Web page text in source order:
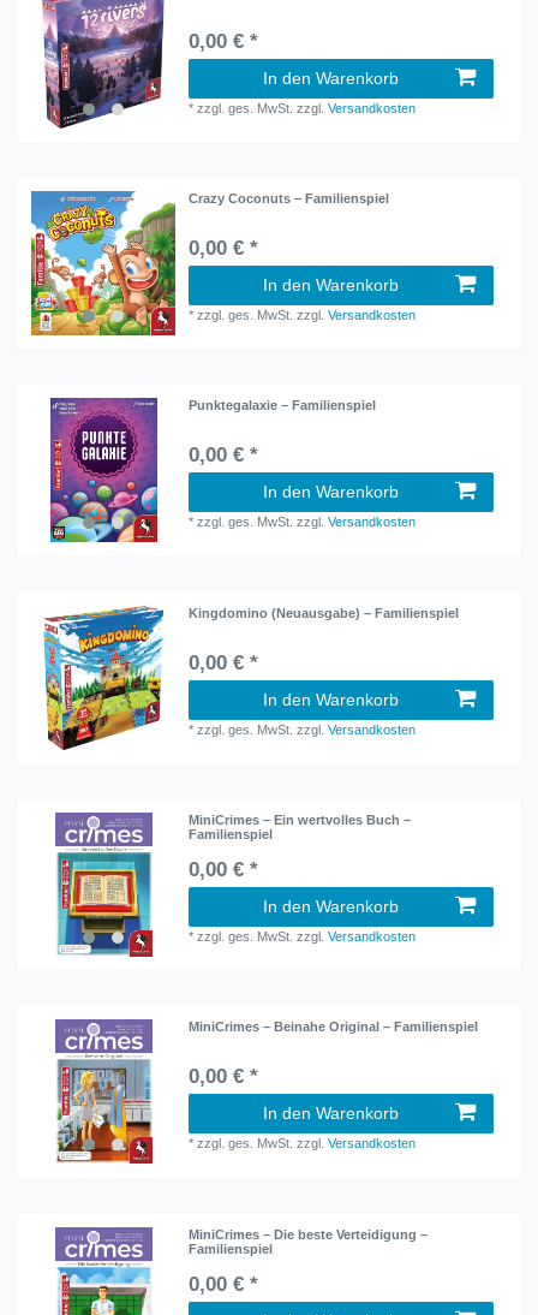
0,00 € *
In den Warenkorb
*zzgl. ges. MwSt. zzgl.Versandkosten
Crazy Coconuts – Familienspiel
0,00 € *
In den Warenkorb
*zzgl. ges. MwSt. zzgl.Versandkosten
Punktegalaxie – Familienspiel
0,00 € *
In den Warenkorb
*zzgl. ges. MwSt. zzgl.Versandkosten
Kingdomino (Neuausgabe) – Familienspiel
0,00 € *
In den Warenkorb
*zzgl. ges. MwSt. zzgl.Versandkosten
MiniCrimes – Ein wertvolles Buch –
Familienspiel
0,00 € *
In den Warenkorb
*zzgl. ges. MwSt. zzgl.Versandkosten
MiniCrimes – Beinahe Original – Familienspiel
0,00 € *
In den Warenkorb
*zzgl. ges. MwSt. zzgl.Versandkosten
MiniCrimes – Die beste Verteidigung –
Familienspiel
0,00 € *